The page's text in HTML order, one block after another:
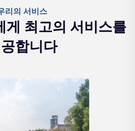
리의 서비스
게 최고의 서비스를
합니다